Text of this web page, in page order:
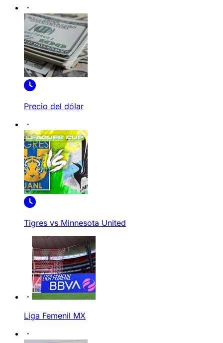
Precio del dólar
Tigres vs Minnesota United
Liga Femenil MX